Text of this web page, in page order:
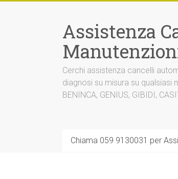
Assistenza
Cerchi assistenza cancelli
diagnosi su misura su qualsiasi
BENINCA, GENIUS, GIBIDI,
Chiama 059 9130031 per